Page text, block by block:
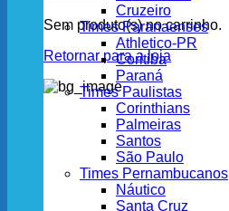
Sem produto(s) no carrinho.
Retornar para a loja
Cruzeiro
Times Paranaenses
Athletico-PR
Coritiba
Paraná
Times Paulistas
Corinthians
Palmeiras
Santos
São Paulo
Times Pernambucanos
Náutico
Santa Cruz